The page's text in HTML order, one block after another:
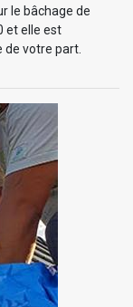
le bâchage de
et elle est
votre part.